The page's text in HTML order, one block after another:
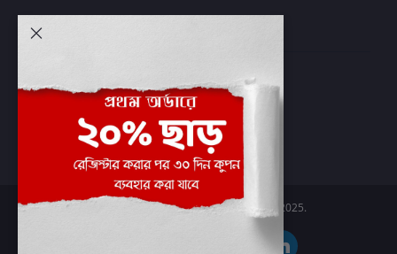
প্রবেশ করুন
অর্ডার ইতিহাস
আমার ইচ্ছাগুলি
অর্ডার ট্র্যাকিং
Boier Haat™ | © All rights reserved 2025.